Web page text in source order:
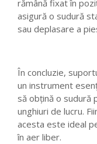
rămână fixat în
asigură o sudură
sau deplasare a
În concluzie,
un instrument
să obțină o sudură
unghiuri de lucru.
acesta este ideal
în aer liber.